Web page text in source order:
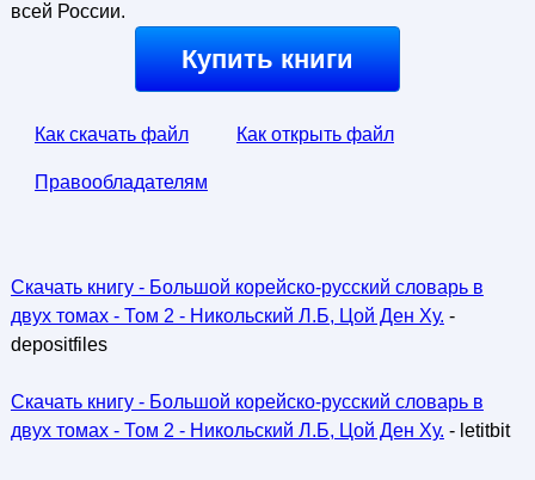
всей России.
Купить книги
Как скачать файл Как открыть файл
Правообладателям
Скачать книгу - Большой корейско-русский словарь в
двух томах - Том 2 - Никольский Л.Б, Цой Ден Ху. -
depositfiles
Скачать книгу - Большой корейско-русский словарь в
двух томах - Том 2 - Никольский Л.Б, Цой Ден Ху. - letitbit